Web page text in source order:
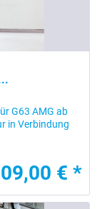
G63 AMG ab
in Verbindung
€ *